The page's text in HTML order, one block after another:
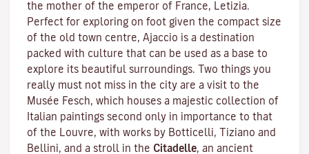
the mother of the emperor of France, Letizia.
Perfect for exploring on foot given the compact size
of the old town centre, Ajaccio is a destination
packed with culture that can be used as a base to
explore its beautiful surroundings. Two things you
really must not miss in the city are a visit to the
Musée Fesch, which houses a majestic collection of
Italian paintings second only in importance to that
of the Louvre, with works by Botticelli, Tiziano and
Bellini, and a stroll in the Citadelle, an ancient